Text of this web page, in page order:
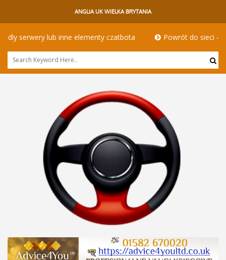
ANGLIA UK WIELKA BRYTANIA
czatbota Powrót do sieci - kierowcy hgv w innym